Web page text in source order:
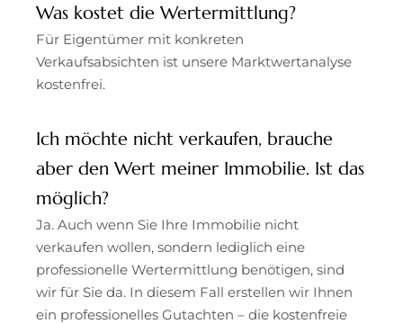
Was kostet die Wertermittlung?
Für Eigentümer mit konkreten
Verkaufsabsichten ist unsere Marktwertanalyse
kostenfrei.
Ich möchte nicht verkaufen, brauche
aber den Wert meiner Immobilie. Ist das
möglich?
Ja. Auch wenn Sie Ihre Immobilie nicht
verkaufen wollen, sondern lediglich eine
professionelle Wertermittlung benötigen, sind
wir für Sie da. In diesem Fall erstellen wir Ihnen
ein professionelles Gutachten – die kostenfreie